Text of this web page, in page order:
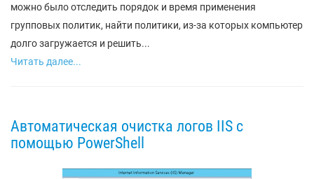
можно было отследить порядок и время применения
групповых политик, найти политики, из-за которых компьютер
долго загружается и решить...
Читать далее...
Автоматическая очистка логов IIS с
помощью PowerShell